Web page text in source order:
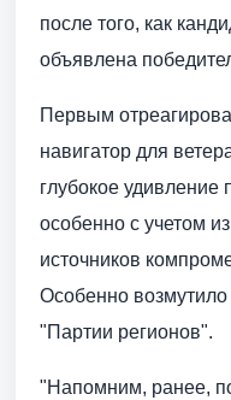
после того, как
объявлена
Первым
навигатор для
глубокое удивление
особенно с учетом
источников
Особенно
"Партии регионов".
"Напомним, ранее,